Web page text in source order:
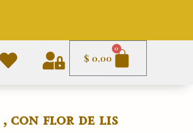
$ 0,00
0
Carrito
, con flor de lis